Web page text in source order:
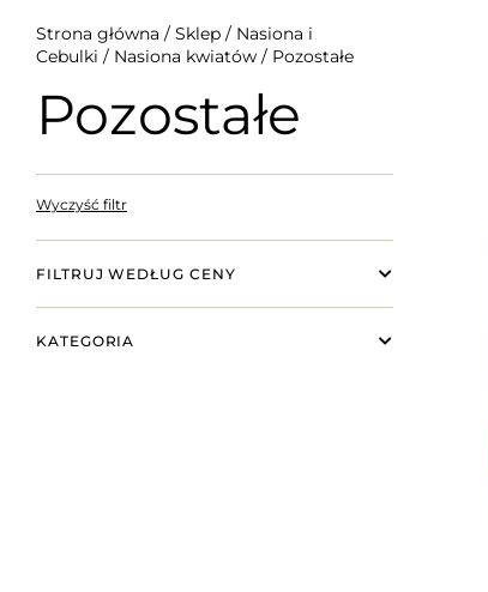
Strona główna / Sklep / Nasiona i
Cebulki / Nasiona kwiatów / Pozostałe
Pozostałe
Wyczyść filtr
FILTRUJ WEDŁUG CENY
KATEGORIA